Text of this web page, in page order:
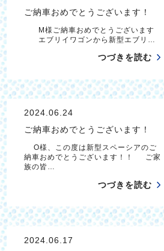
ご納車おめでとうございます！
M様ご納車おめでとうございます
エブリイワゴンから新型エブリ…
つづきを読む
2024.06.24
ご納車おめでとうございます！
O様、この度は新型スペーシアのご
納車おめでとうございます！！ ご家
族の皆…
つづきを読む
2024.06.17